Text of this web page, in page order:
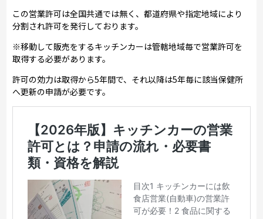
この営業許可は全国共通では無く、都道府県や指定地域により
分割され許可を発行しております。
※移動して販売をするキッチンカーは管轄地域毎で営業許可を
取得する必要があります。
許可の効力は取得から5年間で、それ以降は5年毎に該当保健所
へ更新の申請が必要です。